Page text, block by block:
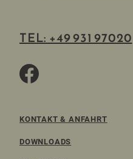
TEL: +49 931 97020
KONTAKT & ANFAHRT
DOWNLOADS